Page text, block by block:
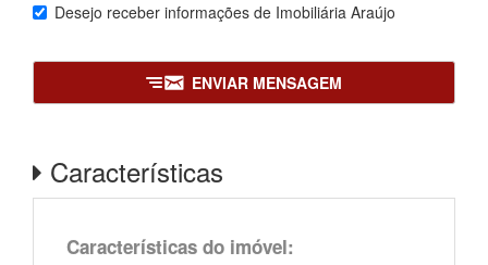
Desejo receber informações de Imobiliária Araújo
ENVIAR MENSAGEM
Características
Características do imóvel: